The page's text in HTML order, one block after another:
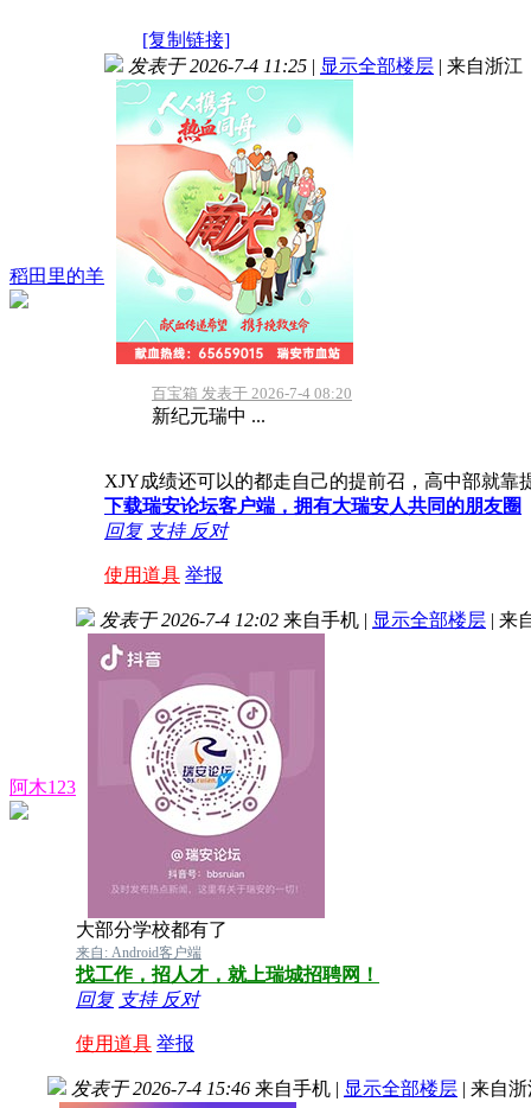
[复制链接]
稻田里的羊
发表于 2026-7-4 11:25 | 显示全部楼层 | 来自浙江
百宝箱 发表于 2026-7-4 08:20
新纪元瑞中 ...
XJY成绩还可以的都走自己的提前召，高中部就
下载瑞安论坛客户端，拥有大瑞安人共同的朋友圈
回复 支持 反对
使用道具 举报
阿木123
发表于 2026-7-4 12:02 来自手机 | 显示全部楼层 | 来
大部分学校都有了
来自: Android客户端
找工作，招人才，就上瑞城招聘网！
回复 支持 反对
使用道具 举报
发表于 2026-7-4 15:46 来自手机 | 显示全部楼层 | 来自浙